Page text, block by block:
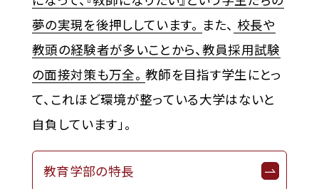
夢の実現を後押ししています。 また、 校長や
教頭の経験者が多いことから、教員採用試験
の面接対策も万全。 教師を目指す学生にとっ
て、これほど環境が整っている大学はないと
自負しています」。
教育学部の特長